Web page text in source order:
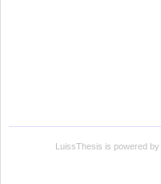
LuissThesis is powered by